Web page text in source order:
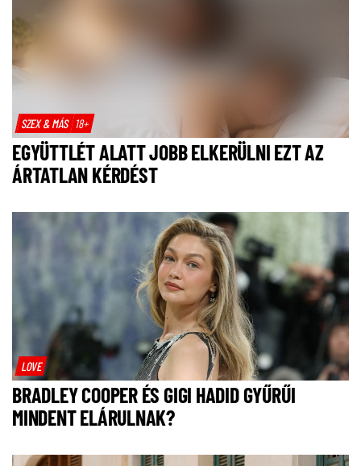
SZEX & MÁS 18+
EGYÜTTLÉT ALATT JOBB ELKERÜLNI EZT AZ
ÁRTATLAN KÉRDÉST
LOVE
BRADLEY COOPER ÉS GIGI HADID GYŰRŰI
MINDENT ELÁRULNAK?